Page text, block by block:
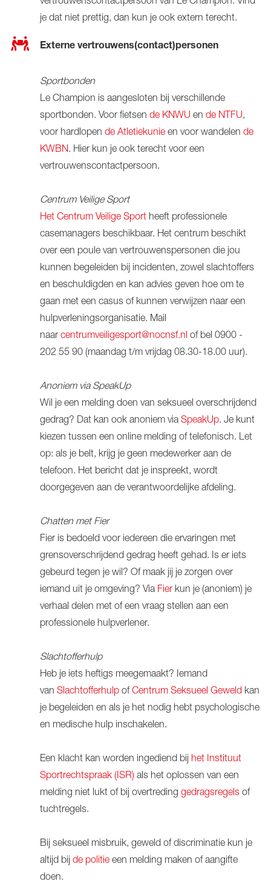
je dat niet prettig, dan kun je ook extern terecht.
Externe vertrouwens(contact)personen
Sportbonden
Le Champion is aangesloten bij verschillende
sportbonden. Voor fietsen de KNWU en de NTFU,
voor hardlopen de Atletiekunie en voor wandelen de
KWBN. Hier kun je ook terecht voor een
vertrouwenscontactpersoon.
Centrum Veilige Sport
Het Centrum Veilige Sport heeft professionele
casemanagers beschikbaar. Het centrum beschikt
over een poule van vertrouwenspersonen die jou
kunnen begeleiden bij incidenten, zowel slachtoffers
en beschuldigden en kan advies geven hoe om te
gaan met een casus of kunnen verwijzen naar een
hulpverleningsorganisatie. Mail
naar centrumveiligesport@nocnsf.nl of bel 0900 -
202 55 90 (maandag t/m vrijdag 08.30-18.00 uur).
Anoniem via SpeakUp
Wil je een melding doen van seksueel overschrijdend
gedrag? Dat kan ook anoniem via SpeakUp. Je kunt
kiezen tussen een online melding of telefonisch. Let
op: als je belt, krijg je geen medewerker aan de
telefoon. Het bericht dat je inspreekt, wordt
doorgegeven aan de verantwoordelijke afdeling.
Chatten met Fier
Fier is bedoeld voor iedereen die ervaringen met
grensoverschrijdend gedrag heeft gehad. Is er iets
gebeurd tegen je wil? Of maak jij je zorgen over
iemand uit je omgeving? Via Fier kun je (anoniem) je
verhaal delen met of een vraag stellen aan een
professionele hulpverlener.
Slachtofferhulp
Heb je iets heftigs meegemaakt? Iemand
van Slachtofferhulp ofCentrum Seksueel Geweld kan
je begeleiden en als je het nodig hebt psychologische
en medische hulp inschakelen.
Een klacht kan worden ingediend bij het Instituut
Sportrechtspraak (ISR) als het oplossen van een
melding niet lukt of bij overtreding gedragsregels of
tuchtregels.
Bij seksueel misbruik, geweld of discriminatie kun je
altijd bij de politie een melding maken of aangifte
doen.